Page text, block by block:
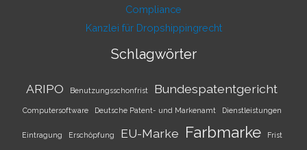
Compliance
Kanzlei für Dropshippingrecht
Schlagwörter
ARIPO Benutzungsschonfrist Bundespatentgericht
Computersoftware Deutsche Patent- und Markenamt Dienstleistungen
Eintragung Erschöpfung EU-Marke Farbmarke Frist